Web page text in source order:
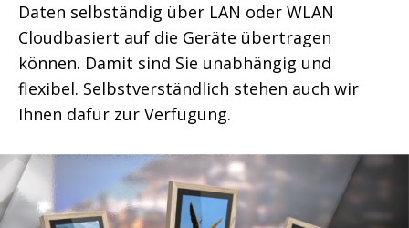
Daten selbständig über LAN oder WLAN
Cloudbasiert auf die Geräte übertragen
können. Damit sind Sie unabhängig und
flexibel. Selbstverständlich stehen auch wir
Ihnen dafür zur Verfügung.